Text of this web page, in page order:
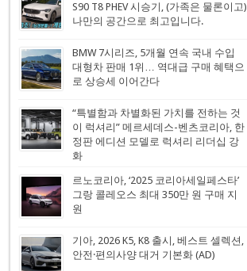
S90 T8 PHEV 시승기, (가족은 물론이고)
나만의 공간으로 최고입니다.
BMW 7시리즈, 5개월 연속 국내 수입
대형차 판매 1위… 역대급 구매 혜택으
로 상승세 이어간다
“특별함과 차별화된 가치를 전하는 것
이 럭셔리” 메르세데스-벤츠코리아, 한
정판 에디션 모델로 럭셔리 리더십 강
화
르노코리아, ‘2025 코리아세일페스타’
그랑 콜레오스 최대 350만 원 구매 지
원
기아, 2026 K5, K8 출시, 베스트 셀렉션,
안전·편의사양 대거 기본화 (AD)